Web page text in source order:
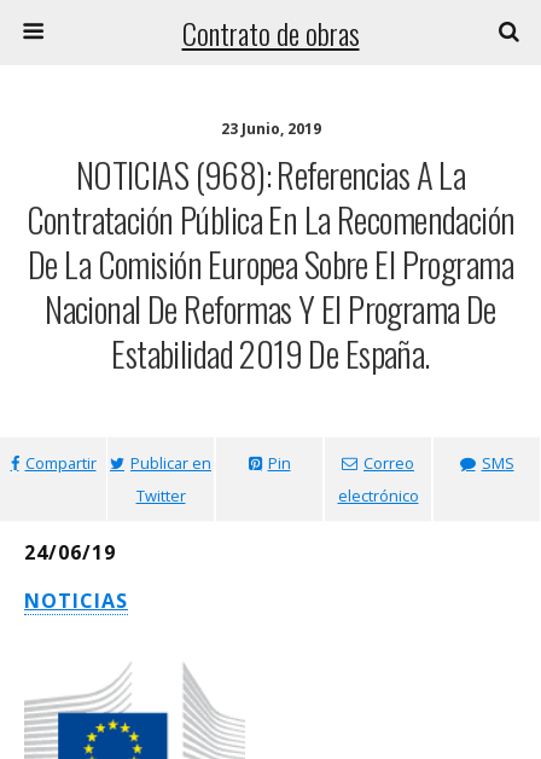
Contrato de obras
23 Junio, 2019
NOTICIAS (968): Referencias A La
Contratación Pública En La Recomendación
De La Comisión Europea Sobre El Programa
Nacional De Reformas Y El Programa De
Estabilidad 2019 De España.
Compartir
Publicar en
Twitter
Pin
Correo
electrónico
SMS
24/06/19
NOTICIAS